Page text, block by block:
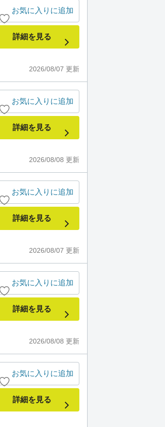
2026/08/07 更新
お気に入りに追加
詳細を見る
2026/08/08 更新
お気に入りに追加
詳細を見る
2026/08/07 更新
お気に入りに追加
詳細を見る
2026/08/08 更新
お気に入りに追加
詳細を見る
お気に入りに追加
詳細を見る